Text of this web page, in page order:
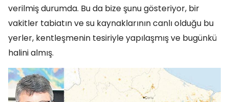
verilmiş durumda. Bu da bize şunu gösteriyor, bir
vakitler tabiatın ve su kaynaklarının canlı olduğu bu
yerler, kentleşmenin tesiriyle yapılaşmış ve bugünkü
halini almış.